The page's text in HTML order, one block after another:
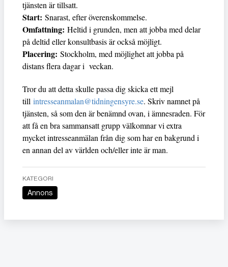
tjänsten är tillsatt.
Start: Snarast, efter överenskommelse.
Omfattning: Heltid i grunden, men att jobba med delar
på deltid eller konsultbasis är också möjligt.
Placering: Stockholm, med möjlighet att jobba på
distans flera dagar i veckan.
Tror du att detta skulle passa dig skicka ett mejl
till intresseanmalan@tidningensyre.se. Skriv namnet på
tjänsten, så som den är benämnd ovan, i ämnesraden. För
att få en bra sammansatt grupp välkomnar vi extra
mycket intresseanmälan från dig som har en bakgrund i
en annan del av världen och/eller inte är man.
KATEGORI
Annons